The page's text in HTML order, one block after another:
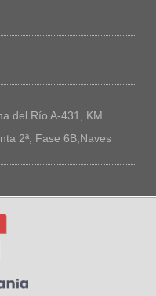
del Río A-431, KM
2ª, Fase 6B,Naves